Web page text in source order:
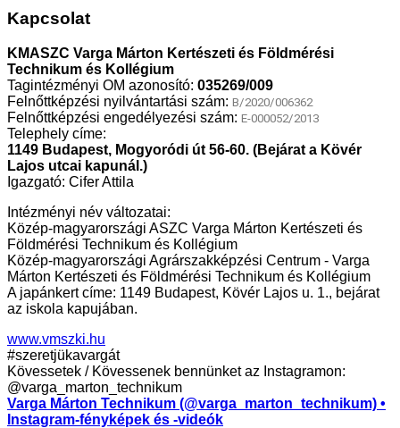
Kapcsolat
KMASZC Varga Márton Kertészeti és Földmérési
Technikum és Kollégium
Tagintézményi OM azonosító: 035269/009
Felnőttképzési nyilvántartási szám: B/2020/006362
Felnőttképzési engedélyezési szám: E-000052/2013
Telephely címe:
1149 Budapest, Mogyoródi út 56-60. (Bejárat a Kövér
Lajos utcai kapunál.)
Igazgató: Cifer Attila
Intézményi név változatai:
Közép-magyarországi ASZC Varga Márton Kertészeti és
Földmérési Technikum és Kollégium
Közép-magyarországi Agrárszakképzési Centrum - Varga
Márton Kertészeti és Földmérési Technikum és Kollégium
A japánkert címe: 1149 Budapest, Kövér Lajos u. 1., bejárat
az iskola kapujában.
www.vmszki.hu
#szeretjükavargát
Kövessetek / Kövessenek bennünket az Instagramon:
@varga_marton_technikum
Varga Márton Technikum (@varga_marton_technikum) •
Instagram-fényképek és -videók